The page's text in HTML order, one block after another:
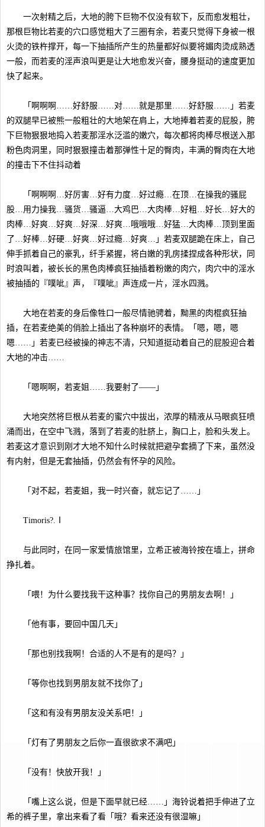
一次射精之后，大地的胯下巨物不仅没有软下，反而愈发粗壮，
那根巨物比若麦的穴口感觉粗大了三圈有余，若麦只觉得下身被一根
火烫的铁杵撑开，每一下抽插所产生的热量都好似要将媚肉烫成熟透
一般，而若麦的淫声浪叫更是让大地愈发兴奋，腰身挺动的速度更加
快了起来。
「啊啊啊……好舒服……对……就是那里……好舒服……」若麦
的双腿早已被熊一般粗壮的大地架在肩上，大地捧着若麦的屁股，胯
下巨物狠狠地捣入若麦那淫水泛滥的嫩穴，每次都将肉棒尽根送入那
粉色肉洞里，同时狠狠撞击着那弹性十足的臀肉，丰满的臀肉在大地
的撞击下不住抖动着
「啊啊啊…好厉害…好有力度…好过瘾…在顶…在操我的骚屁
股…用力操我…骚货…骚逼…大鸡巴…大肉棒…好粗…好长…好大的
肉棒…好爽…好爽…好深…好爽…哦哦哦…好猛…大肉棒…顶到里面
了…好棒…好硬…好爽…好过瘾…好爽…」若麦双腿跪在床上，自己
伸手抓着自己的豪乳，纤手紧握，将白嫩的乳房揉捏成各种形状，同
时浪叫着，被长长的黑色肉棒疯狂抽插着粉嫩的肉穴，肉穴中的淫水
被抽插的『噗呲』声，『噗呲』声连成一片，淫水四溅。
大地在若麦的身后像牲口一般尽情驰骋着，黝黑的肉棍疯狂抽
插，在若麦绝美的俏脸上插出了各种崩坏的表情。「嗯，嗯，嗯
嗯……」若麦已经被操的神志不清，只知道挺动着自己的屁股迎合着
大地的冲击……
「嗯啊啊，若麦姐……我要射了——」
大地突然将巨根从若麦的蜜穴中拔出，浓厚的精液从马眼疯狂喷
涌而出，在空中飞溅，落到了若麦的肚脐上，胸口上，脸和头发上。
若麦这才意识到刚才大地不知什么时候就把避孕套摘了下来，虽然没
有内射，但是无套抽插，仍然会有怀孕的风险。
「对不起，若麦姐，我一时兴奋，就忘记了……」
Timoris?.Ⅰ
与此同时，在同一家爱情旅馆里，立希正被海铃按在墙上，拼命
挣扎着。
「喂！为什么要找我干这种事？找你自己的男朋友去啊！」
「他有事，要回中国几天」
「那也别找我啊！合适的人不是有的是吗？」
「等你也找到男朋友就不找你了」
「这和有没有男朋友没关系吧！」
「灯有了男朋友之后你一直很欲求不满吧」
「没有！快放开我！」
「嘴上这么说，但是下面早就已经……」海铃说着把手伸进了立
希的裤子里，拿出来看了看「哦？看来还没有很湿嘛」